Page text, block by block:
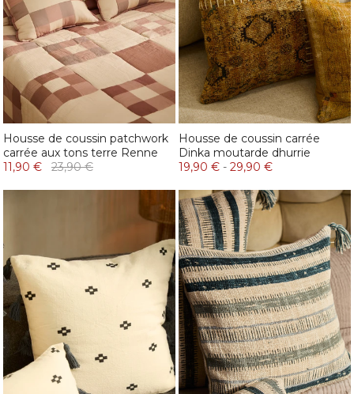
Housse de coussin patchwork
carrée aux tons terre Renne
11,90 €
23,90 €
Housse de coussin carrée
Dinka moutarde dhurrie
19,90 € - 29,90 €